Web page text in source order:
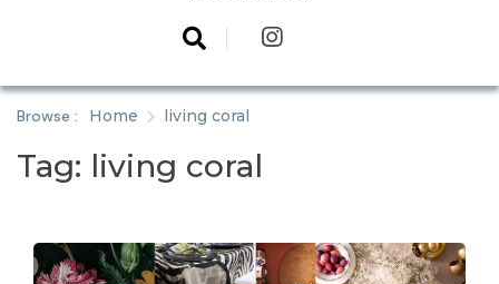
Browse : Home living coral
Tag: living coral